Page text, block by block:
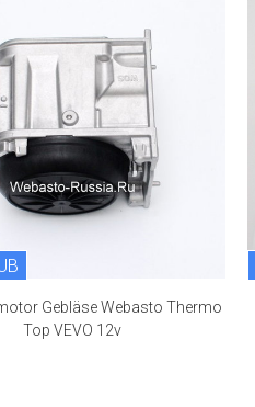
Gebläse Webasto Thermo
Top VEVO 12v